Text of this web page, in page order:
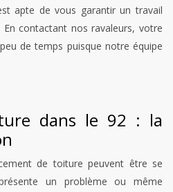
apte de vous garantir un travail
contactant nos ravaleurs, votre
de temps puisque notre équipe
dans le 92 : la
de toiture peuvent être se
un problème ou même